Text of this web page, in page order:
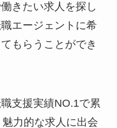
きたい求人を探し
エージェントに希
もらうことができ
支援実績NO.1で累
力的な求人に出会